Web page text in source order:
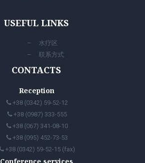
USEFUL LINKS
水疗区
联系方式
CONTACTS
Reception
+38 (0342) 59-52-12
+38 (0987) 333-555
+38 (067) 341-08-10
+38 (095) 452-73-53
+38 (0342) 59-52-15 (fax)